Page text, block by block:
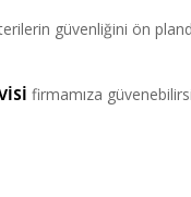
güvenliğini ön
firmamıza